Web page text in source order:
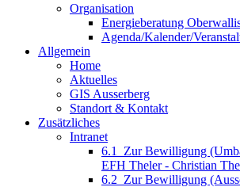
Organisation
Energieberatung
Agenda/Kalender/
Allgemein
Home
Aktuelles
GIS Ausserberg
Standort & Kontakt
Zusätzliches
Intranet
6.1_Zur Bewilligung
EFH Theler - Christian
6.2_Zur Bewilligung